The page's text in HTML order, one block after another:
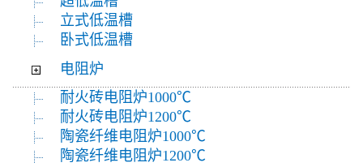
立式低温槽
卧式低温槽
电阻炉
耐火砖电阻炉1000℃
耐火砖电阻炉1200℃
陶瓷纤维电阻炉1000℃
陶瓷纤维电阻炉1200℃